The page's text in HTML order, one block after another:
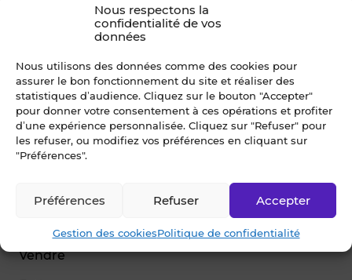
Nous respectons la
confidentialité de vos
données
Nous utilisons des données comme des cookies pour
assurer le bon fonctionnement du site et réaliser des
statistiques d’audience. Cliquez sur le bouton "Accepter"
pour donner votre consentement à ces opérations et profiter
d’une expérience personnalisée. Cliquez sur "Refuser" pour
les refuser, ou modifiez vos préférences en cliquant sur
"Préférences".
Accepter
Refuser
Préférences
Gestion des cookiesPolitique de confidentialité
NAVIGATION
Vendre